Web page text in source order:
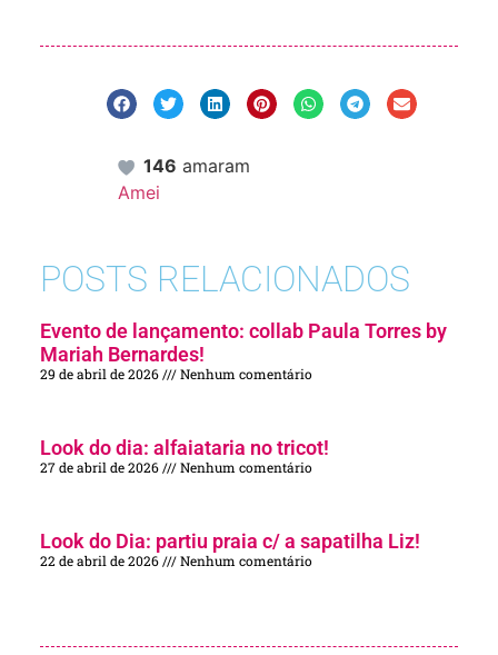
146 amaram
Amei
POSTS RELACIONADOS
Evento de lançamento: collab Paula Torres by
Mariah Bernardes!
29 de abril de 2026 Nenhum comentário
Look do dia: alfaiataria no tricot!
27 de abril de 2026 Nenhum comentário
Look do Dia: partiu praia c/ a sapatilha Liz!
22 de abril de 2026 Nenhum comentário